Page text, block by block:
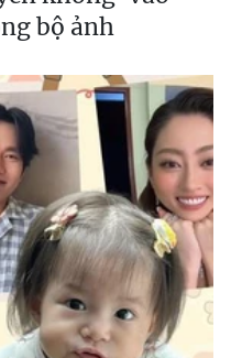
bộ ảnh